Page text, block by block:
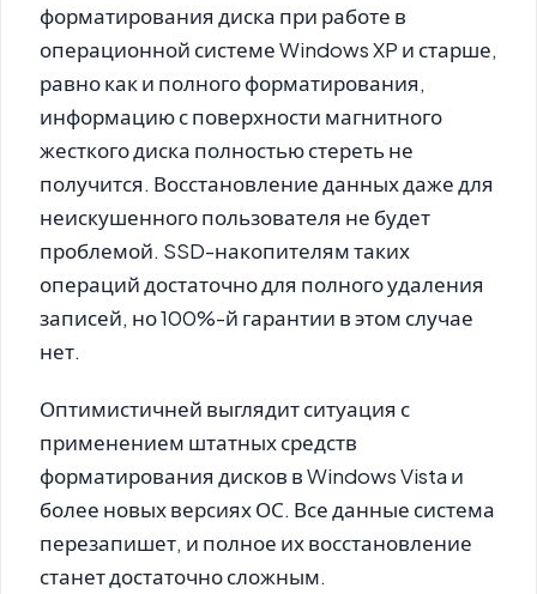
форматирования диска при работе в
операционной системе Windows XP и старше,
равно как и полного форматирования,
информацию с поверхности магнитного
жесткого диска полностью стереть не
получится. Восстановление данных даже для
неискушенного пользователя не будет
проблемой. SSD-накопителям таких
операций достаточно для полного удаления
записей, но 100%-й гарантии в этом случае
нет.
Оптимистичней выглядит ситуация с
применением штатных средств
форматирования дисков в Windows Vista и
более новых версиях ОС. Все данные система
перезапишет, и полное их восстановление
станет достаточно сложным.